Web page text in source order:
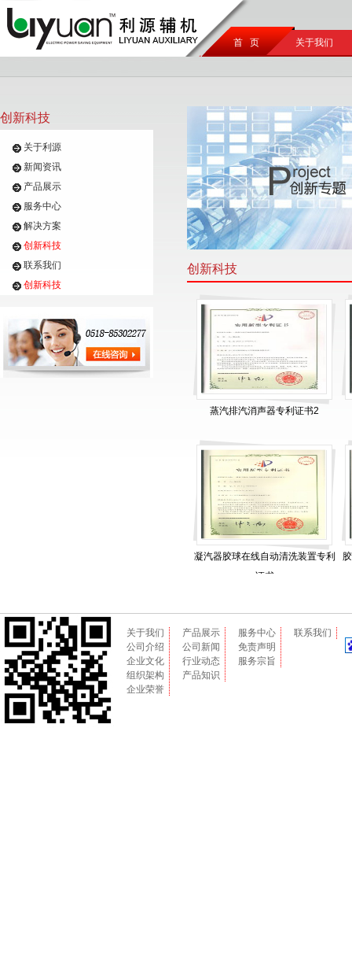
首 页 关于我们
创新科技
关于利源
新闻资讯
产品展示
服务中心
解决方案
创新科技
联系我们
创新科技
创新科技
蒸汽排汽消声器专利证书2
凝汽器胶球在线自动清洗装置专利
证书
关于我们
公司介绍
企业文化
组织架构
企业荣誉
产品展示
公司新闻
行业动态
产品知识
服务中心
免责声明
服务宗旨
联系我们